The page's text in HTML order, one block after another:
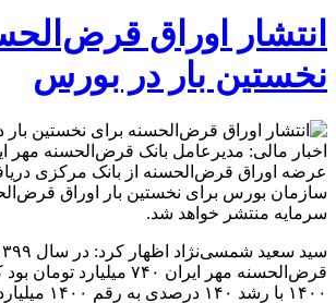
اوراق
قرض‌الحسنه
برای
نخستین
در
بورس
انتشار اوراق
نخستین بار در بورس
اخبار مالی: مدیرعامل بانک قرض‌الحسنه مهر
عرضه اوراق قرض‌الحسنه از بانک مرکزی
سازمان بورس برای نخستین بار اوراق
سرمایه منتشر خواهد شد.
قرض‌الحسنه مهر ایران ۷۴۰
۱۴۰۰ با رشد ۱۴۰ درصدی به رقم ۱۴۰۰ میلیارد تومان رسید.